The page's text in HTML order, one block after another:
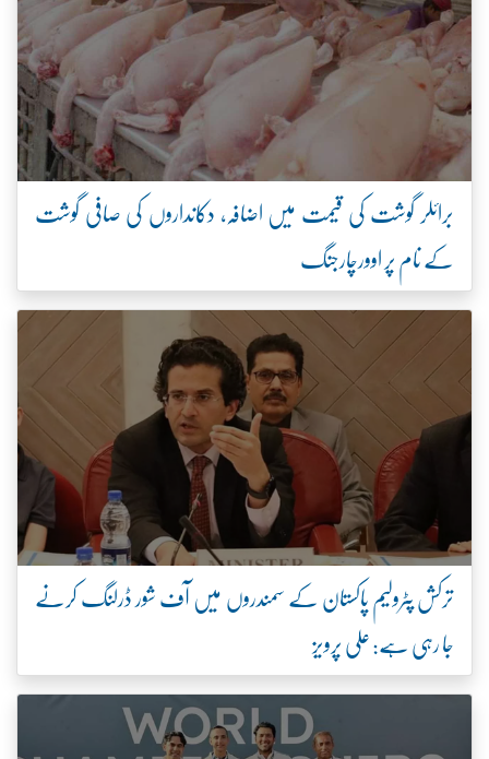
برائلر گوشت کی قیمت میں اضافہ، دکانداروں کی صافی گوشت
کے نام پر اوورچارجنگ
ترکش پٹرولیم پاکستان کے سمندروں میں آف شور ڈرلنگ کرنے
جا رہی ہے: علی پرویز